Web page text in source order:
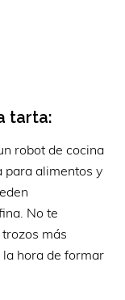
tarta:
robot de cocina
para alimentos y
No te
más
hora de formar